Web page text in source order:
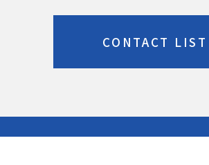
CONTACT LIST